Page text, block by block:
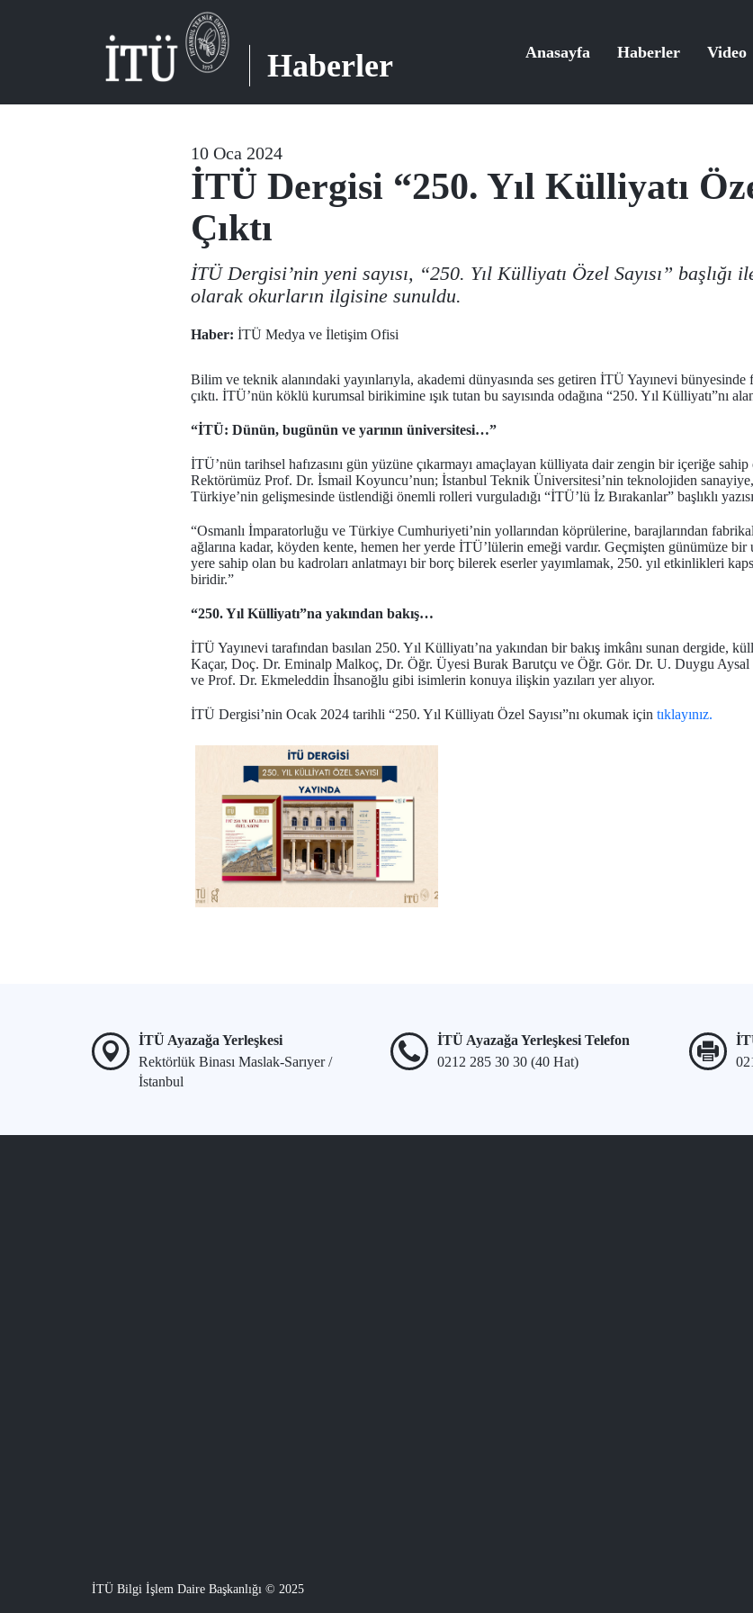
Haberler Anasayfa Haberler Video
10 Oca 2024
İTÜ Dergisi “250. Yıl Külliyatı
Çıktı
İTÜ Dergisi’nin yeni sayısı, “250. Yıl Külliyatı Özel Sayısı” başlığı
olarak okurların ilgisine sunuldu.
Haber: İTÜ Medya ve İletişim Ofisi
Bilim ve teknik alanındaki yayınlarıyla, akademi dünyasında ses getiren İTÜ Yayınevi bünyesinde
çıktı. İTÜ’nün köklü kurumsal birikimine ışık tutan bu sayısında odağına “250. Yıl Külliyatı”nı
“İTÜ: Dünün, bugünün ve yarının üniversitesi…”
İTÜ’nün tarihsel hafızasını gün yüzüne çıkarmayı amaçlayan külliyata dair zengin bir içeriğe sahip
Rektörümüz Prof. Dr. İsmail Koyuncu’nun; İstanbul Teknik Üniversitesi’nin teknolojiden
Türkiye’nin gelişmesinde üstlendiği önemli rolleri vurguladığı “İTÜ’lü İz Bırakanlar” başlıklı
“Osmanlı İmparatorluğu ve Türkiye Cumhuriyeti’nin yollarından köprülerine, barajlarından
ağlarına kadar, köyden kente, hemen her yerde İTÜ’lülerin emeği vardır. Geçmişten günümüze
yere sahip olan bu kadroları anlatmayı bir borç bilerek eserler yayımlamak, 250. yıl etkinlikleri
biridir.”
“250. Yıl Külliyatı”na yakından bakış…
İTÜ Yayınevi tarafından basılan 250. Yıl Külliyatı’na yakından bir bakış imkânı sunan dergide,
Kaçar, Doç. Dr. Eminalp Malkoç, Dr. Öğr. Üyesi Burak Barutçu ve Öğr. Gör. Dr. U. Duygu Aysal
ve Prof. Dr. Ekmeleddin İhsanoğlu gibi isimlerin konuya ilişkin yazıları yer alıyor.
İTÜ Dergisi’nin Ocak 2024 tarihli “250. Yıl Külliyatı Özel Sayısı”nı okumak için tıklayınız.
İTÜ Ayazağa Yerleşkesi
Rektörlük Binası Maslak-Sarıyer /
İstanbul
İTÜ Ayazağa Yerleşkesi Telefon
0212 285 30 30 (40 Hat)
İTÜ Bilgi İşlem Daire Başkanlığı © 2025